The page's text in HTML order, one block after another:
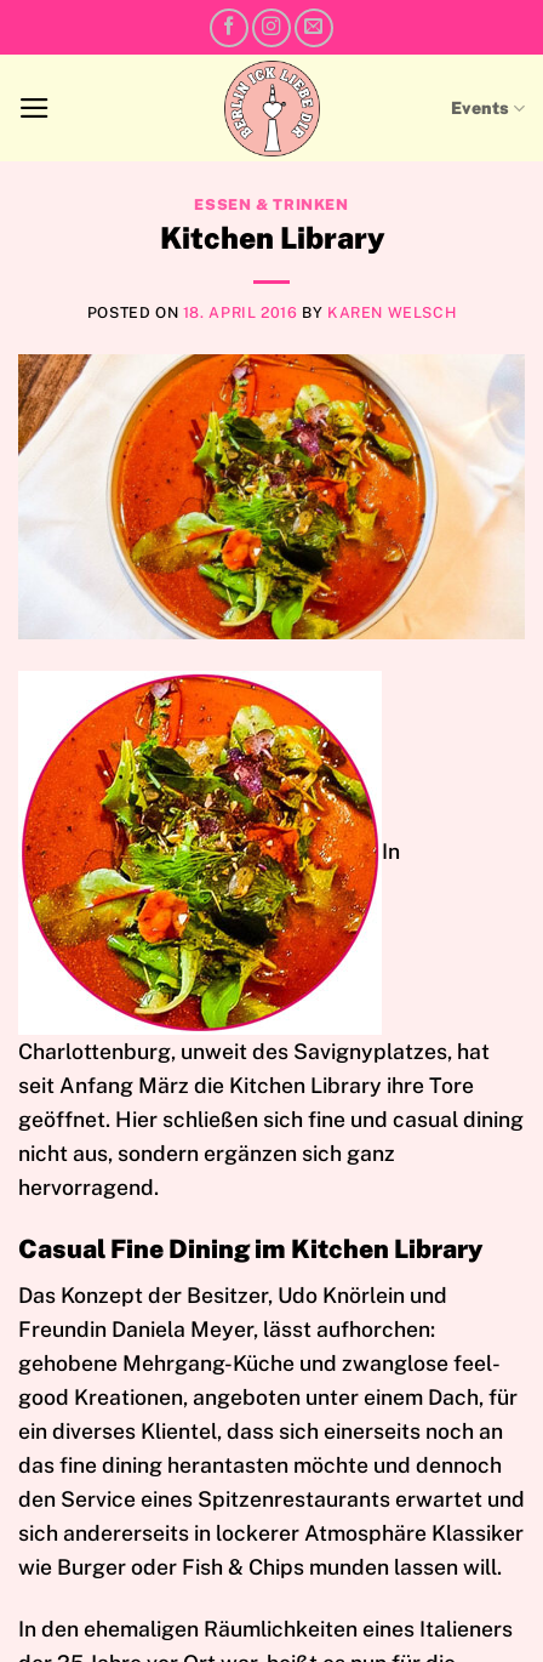
to
Events
ESSEN & TRINKEN
Kitchen Library
POSTED ON 18. APRIL 2016 BY KAREN WELSCH
In
Charlottenburg, unweit des Savignyplatzes, hat
seit Anfang März die Kitchen Library ihre Tore
geöffnet. Hier schließen sich fine und casual dining
nicht aus, sondern ergänzen sich ganz
hervorragend.
Casual Fine Dining im Kitchen Library
Das Konzept der Besitzer, Udo Knörlein und
Freundin Daniela Meyer, lässt aufhorchen:
gehobene Mehrgang-Küche und zwanglose feel-
good Kreationen, angeboten unter einem Dach, für
ein diverses Klientel, dass sich einerseits noch an
das fine dining herantasten möchte und dennoch
den Service eines Spitzenrestaurants erwartet und
sich andererseits in lockerer Atmosphäre Klassiker
wie Burger oder Fish & Chips munden lassen will.
In den ehemaligen Räumlichkeiten eines Italieners